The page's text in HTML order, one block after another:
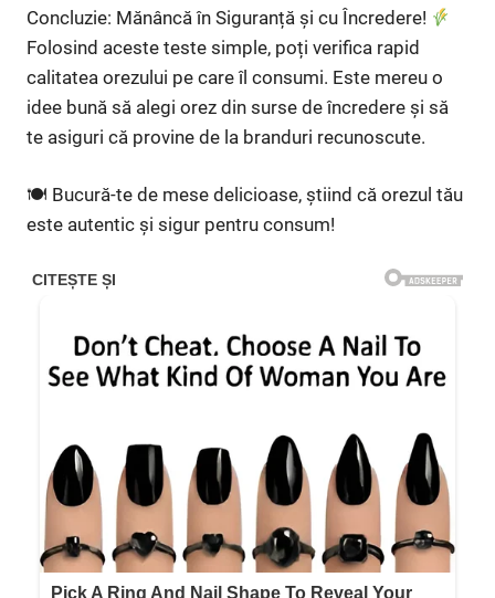
Concluzie: Mănâncă în Siguranță și cu Încredere!
Folosind aceste teste simple, poți verifica rapid
calitatea orezului pe care îl consumi. Este mereu o
idee bună să alegi orez din surse de încredere și să
te asiguri că provine de la branduri recunoscute.
🍽 Bucură-te de mese delicioase, știind că orezul tău
este autentic și sigur pentru consum!